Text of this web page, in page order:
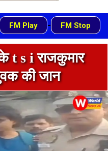
FM Play - FM Stop
t s i राजकुमार
की जान